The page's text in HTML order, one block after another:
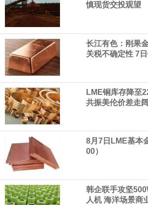
纽约期银日内涨4%，现报64.08美元/盎
宇树科技董事长、总经理兼首席技术官
经过多年研发创新和技术积累，公司逐
成技术、高紧凑度机器人身体集成技术
心技术等多项已商业化应用的核心技术
用人形机器人、四足机器人等产品。
美国总统特朗普6日否认他对国防部长
所做的工作“非常满意”。特朗普在社交
慎现货交投观望
长江有色：刚果
关税不确定性 7
LME铜库存降至
共振美伦价差走阔
8月7日LME基本
00）
韩企联手攻坚
人机 海洋场景商